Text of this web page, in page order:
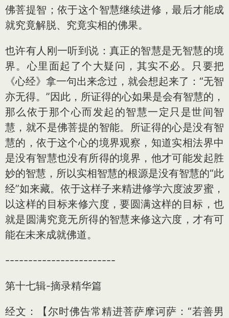
佛菩提智；依于这个智慧继续进修，最后才能成
就究竟解脱、究竟实相的佛果。
也许有人刚一听到说：真正的智慧是无智慧的境
界。心里面起了个大疑问，其实不必。只要把
《心经》拿一句出来念过，就会想起来了：“无智
亦无得。”因此，所证得的心如果是会有智慧的，
那么依于那个心而发起的智慧一定只是世间智
慧，就不是佛菩提的智能。所证得的心是没有智
慧的，依于这个心的境界观察，知道实相法界中
是没有智慧也没有所得的境界，他才可能发起胜
妙的智慧，所以实相智慧的根源是没有智慧的“此
经”如来藏。依于这样子来精进修学六度波罗蜜，
以这样的目标来修六度，要圆满这样的目标，也
就是圆满究竟无所得的智慧来修这六度，才有可
能在未来成就佛道。
------------------------
第十七辑-摘录精华篇
经文：【尔时佛告常精进菩萨摩诃萨：“若善男